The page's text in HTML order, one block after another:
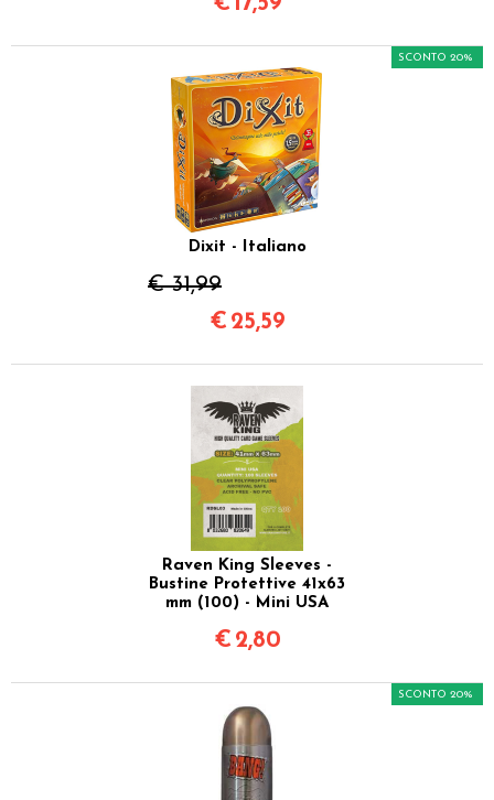
Dixit - Italiano
€ 31,99
SCONTO 20%
€ 25,59
Raven King Sleeves -
Bustine Protettive 41x63
mm (100) - Mini USA
€ 2,80
SCONTO 20%